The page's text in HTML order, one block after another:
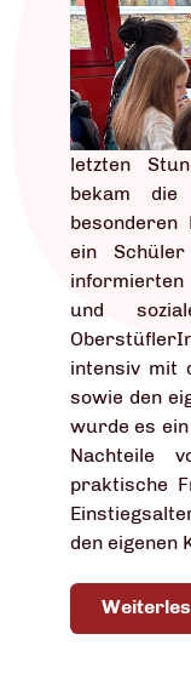
letzten
bekam die
besonderen
ein
und
intensiv mit
sowie den
wurde es
Nachteile
praktische
den eigenen